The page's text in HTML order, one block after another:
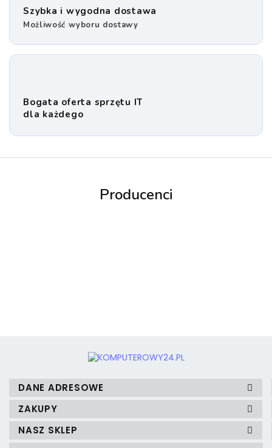
Szybka i wygodna dostawa
Możliwość wyboru dostawy
Bogata oferta sprzętu IT
dla każdego
Producenci
3mk Protection
DANE ADRESOWE
ZAKUPY
NASZ SKLEP